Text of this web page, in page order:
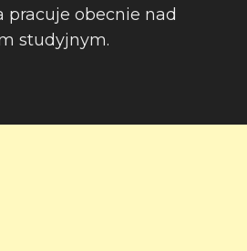
pracuje obecnie nad
studyjnym.